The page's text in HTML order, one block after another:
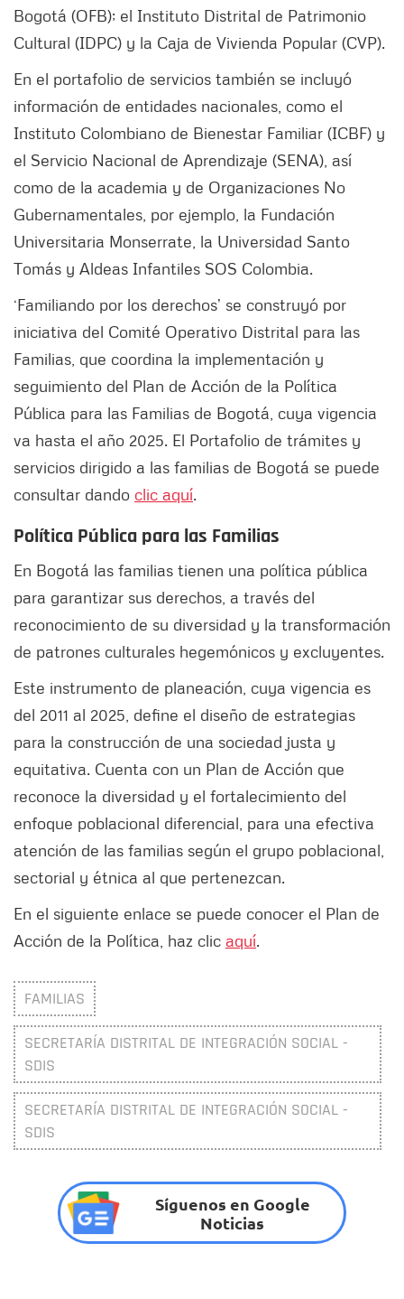
Bogotá (OFB); el Instituto Distrital de Patrimonio
Cultural (IDPC) y la Caja de Vivienda Popular (CVP).
En el portafolio de servicios también se incluyó
información de entidades nacionales, como el
Instituto Colombiano de Bienestar Familiar (ICBF) y
el Servicio Nacional de Aprendizaje (SENA), así
como de la academia y de Organizaciones No
Gubernamentales, por ejemplo, la Fundación
Universitaria Monserrate, la Universidad Santo
Tomás y Aldeas Infantiles SOS Colombia.
‘Familiando por los derechos’ se construyó por
iniciativa del Comité Operativo Distrital para las
Familias, que coordina la implementación y
seguimiento del Plan de Acción de la Política
Pública para las Familias de Bogotá, cuya vigencia
va hasta el año 2025. El Portafolio de trámites y
servicios dirigido a las familias de Bogotá se puede
consultar dando clic aquí.
Política Pública para las Familias
En Bogotá las familias tienen una política pública
para garantizar sus derechos, a través del
reconocimiento de su diversidad y la transformación
de patrones culturales hegemónicos y excluyentes.
Este instrumento de planeación, cuya vigencia es
del 2011 al 2025, define el diseño de estrategias
para la construcción de una sociedad justa y
equitativa. Cuenta con un Plan de Acción que
reconoce la diversidad y el fortalecimiento del
enfoque poblacional diferencial, para una efectiva
atención de las familias según el grupo poblacional,
sectorial y étnica al que pertenezcan.
En el siguiente enlace se puede conocer el Plan de
Acción de la Política, haz clic aquí.
FAMILIAS
SECRETARÍA DISTRITAL DE INTEGRACIÓN SOCIAL -
SDIS
SECRETARÍA DISTRITAL DE INTEGRACIÓN SOCIAL -
SDIS
Síguenos en Google
Noticias